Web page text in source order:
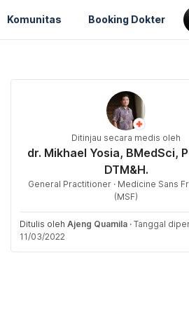
Komunitas Booking Dokter
Ditinjau secara medis oleh
dr. Mikhael Yosia, BMedSci,
DTM&H.
General Practitioner · Medicine Sans
(MSF)
Ditulis oleh Ajeng Quamila · Tanggal
11/03/2022